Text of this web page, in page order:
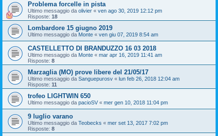
Problema forcelle in pista
Ultimo messaggio da olivier « ven ago 30, 2019 12:12 pm
Risposte: 18
Lombardore 15 giugno 2019
Ultimo messaggio da Monte « ven giu 07, 2019 8:54 am
CASTELLETTO DI BRANDUZZO 16 03 2018
Ultimo messaggio da Monte « mar apr 16, 2019 11:41 am
Risposte: 8
Marzaglia (MO) prove libere del 21/05/17
Ultimo messaggio da Sanguepurosv « lun feb 26, 2018 12:04 am
Risposte: 11
trofeo LIGHTWIN 650
Ultimo messaggio da pacioSV « mer gen 10, 2018 11:04 pm
9 luglio varano
Ultimo messaggio da Teobecks « mer set 13, 2017 7:02 pm
Risposte: 8